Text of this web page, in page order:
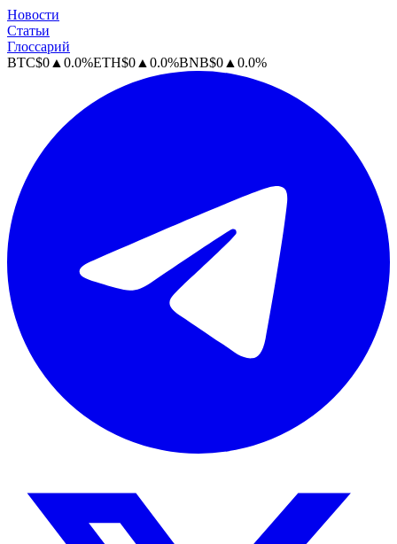
Новости
Статьи
Глоссарий
BTC$0 ▲ 0.0%ETH$0 ▲ 0.0%BNB$0 ▲ 0.0%